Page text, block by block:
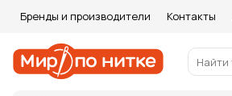
Бренды и производители Контакты